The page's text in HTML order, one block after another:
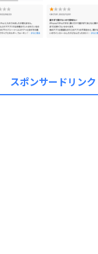
スポンサードリンク